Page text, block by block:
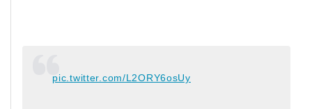
pic.twitter.com/L2ORY6osUy